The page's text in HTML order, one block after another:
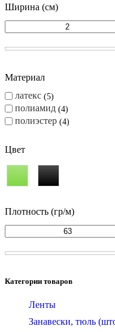
Ширина (см)
Материал
латекс 5
полиамид 4
полиэстер 4
Цвет
Плотность (гр/м)
Категории товаров
Ленты
Занавески, тюль